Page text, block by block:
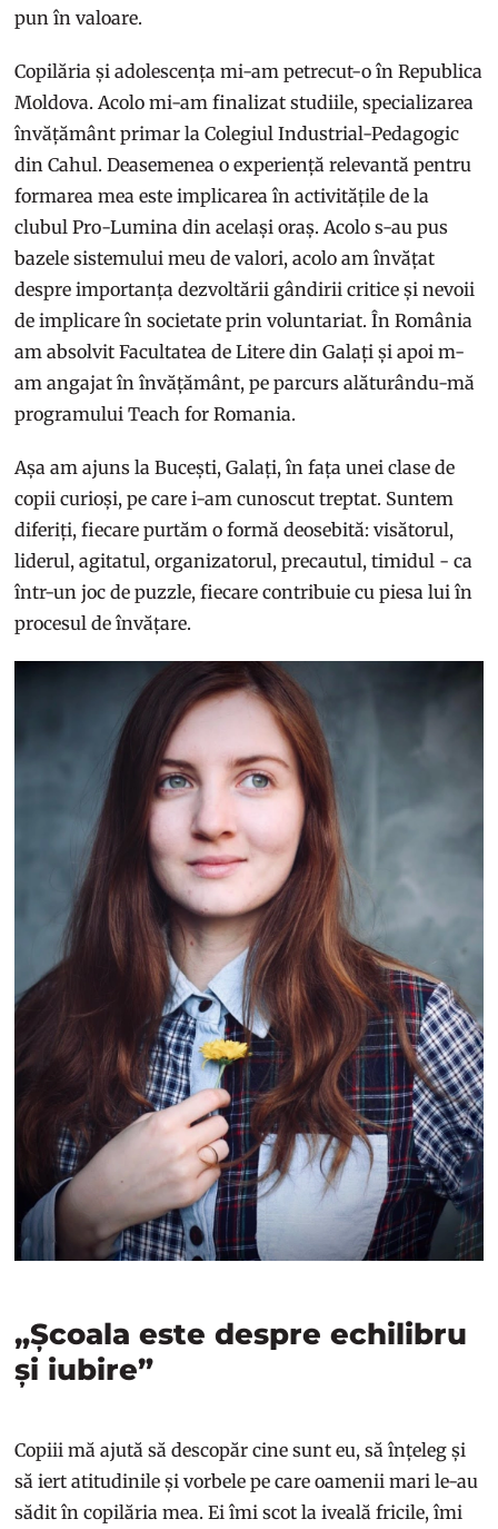
pun în valoare.
Copilăria și adolescența mi-am petrecut-o în Republica
Moldova. Acolo mi-am finalizat studiile, specializarea
învățământ primar la Colegiul Industrial-Pedagogic
din Cahul. Deasemenea o experiență relevantă pentru
formarea mea este implicarea în activitățile de la
clubul Pro-Lumina din același oraș. Acolo s-au pus
bazele sistemului meu de valori, acolo am învățat
despre importanța dezvoltării gândirii critice și nevoii
de implicare în societate prin voluntariat. În România
am absolvit Facultatea de Litere din Galați și apoi m-
am angajat în învățământ, pe parcurs alăturându-mă
programului Teach for Romania.
Așa am ajuns la Bucești, Galați, în fața unei clase de
copii curioși, pe care i-am cunoscut treptat. Suntem
diferiți, fiecare purtăm o formă deosebită: visătorul,
liderul, agitatul, organizatorul, precautul, timidul - ca
într-un joc de puzzle, fiecare contribuie cu piesa lui în
procesul de învățare.
„Școala este despre echilibru
și iubire”
Copiii mă ajută să descopăr cine sunt eu, să înțeleg și
să iert atitudinile și vorbele pe care oamenii mari le-au
sădit în copilăria mea. Ei îmi scot la iveală fricile, îmi